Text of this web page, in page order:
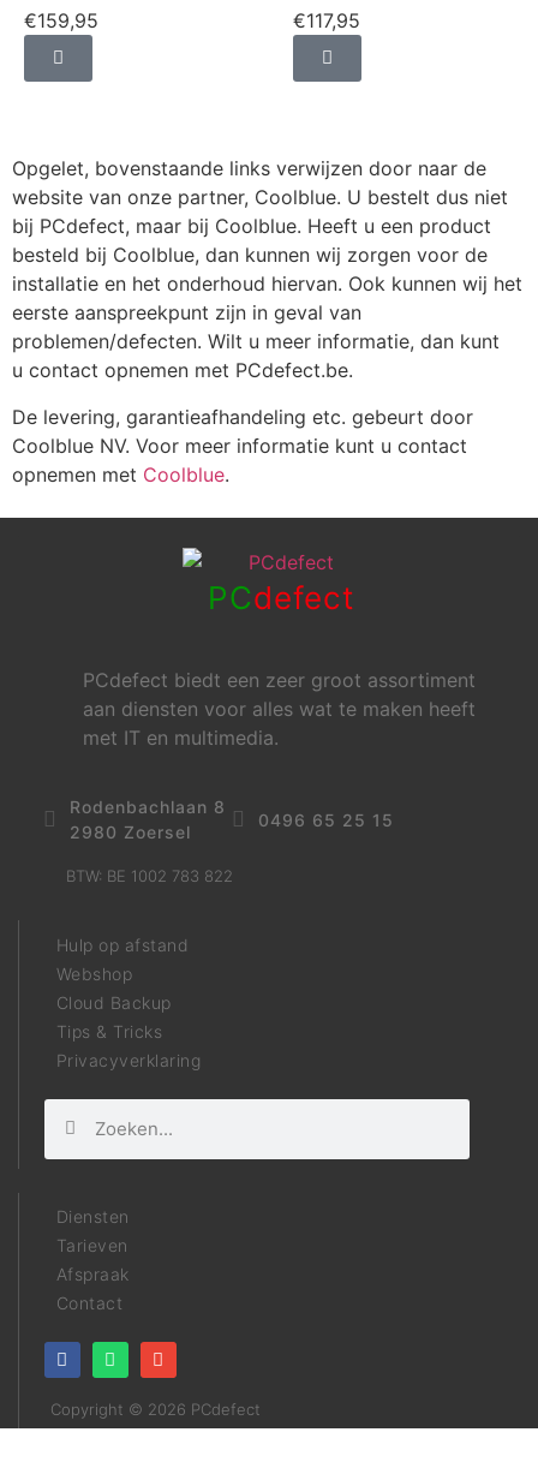
€159,95 €117,95
Opgelet, bovenstaande links verwijzen door naar de
website van onze partner, Coolblue. U bestelt dus niet
bij PCdefect, maar bij Coolblue. Heeft u een product
besteld bij Coolblue, dan kunnen wij zorgen voor de
installatie en het onderhoud hiervan. Ook kunnen wij het
eerste aanspreekpunt zijn in geval van
problemen/defecten. Wilt u meer informatie, dan kunt
u contact opnemen met PCdefect.be.
De levering, garantieafhandeling etc. gebeurt door
Coolblue NV. Voor meer informatie kunt u contact
opnemen met Coolblue.
PCdefect
PCdefect biedt een zeer groot assortiment
aan diensten voor alles wat te maken heeft
met IT en multimedia.
Rodenbachlaan 8
2980 Zoersel
0496 65 25 15
BTW: BE 1002 783 822
Hulp op afstand
Webshop
Cloud Backup
Tips & Tricks
Privacyverklaring
Diensten
Tarieven
Afspraak
Contact
Copyright © 2026 PCdefect